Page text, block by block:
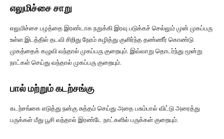
எலுமிச்சை சாறு
எலுமிச்சை பழத்தை இரண்டாக நறுக்கி இரவு படுக்கச் செல்லும் முன் முகப்பரு
உள்ள இடத்தில் தடவி சிறிது நேரம் கழித்து குளிர்ந்த தண்ணீர் கொண்டு
முகத்தைக் கழுவி வந்தால் முகப்பரு குறையும். இவ்வாறு தொடர்ந்து மூன்று
நாட்கள் செய்து வந்தால் முகப்பரு குறையும்.
பால் மற்றும் கடற்சங்கு
கடற்சங்கை எடுத்து நன்கு சுத்தம் செய்து அதை பசும்பால் விட்டு அரைத்து
பருக்கள் மீது பூசி வந்தால் இரண்டே நாட்களில் பருக்கள் குறையும்.